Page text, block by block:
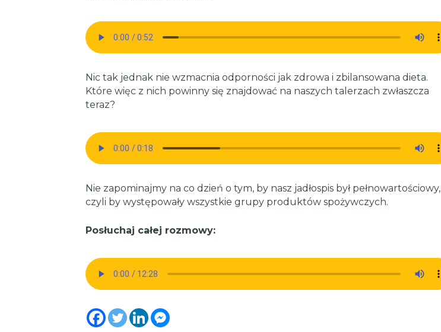
Nic tak jednak nie wzmacnia odporności jak zdrowa i zbilansowana dieta.
Które więc z nich powinny się znajdować na naszych talerzach zwłaszcza
teraz?
Nie zapominajmy na co dzień o tym, by nasz jadłospis był pełnowartościowy,
czyli by występowały wszystkie grupy produktów spożywczych.
Posłuchaj całej rozmowy: